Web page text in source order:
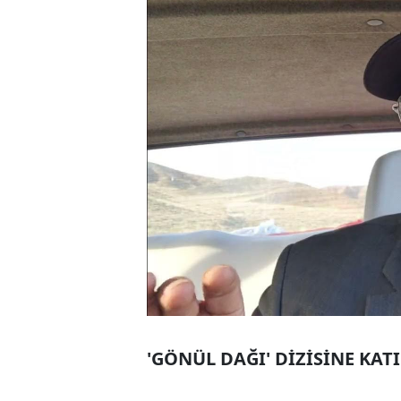
'GÖNÜL DAĞI' DİZİSİNE